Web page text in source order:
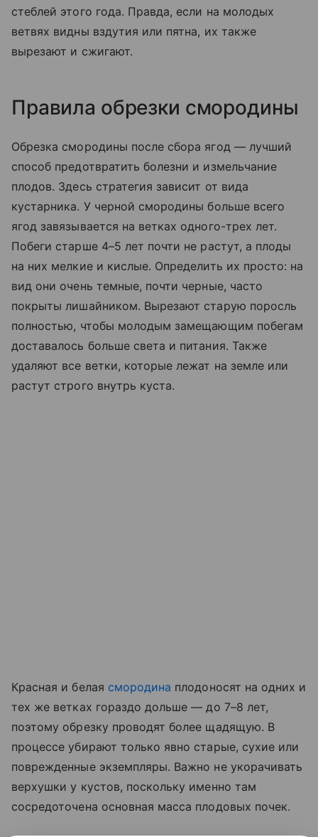
стеблей этого года. Правда, если на молодых
ветвях видны вздутия или пятна, их также
вырезают и сжигают.
Правила обрезки смородины
Обрезка смородины после сбора ягод — лучший
способ предотвратить болезни и измельчание
плодов. Здесь стратегия зависит от вида
кустарника. У черной смородины больше всего
ягод завязывается на ветках одного-трех лет.
Побеги старше 4–5 лет почти не растут, а плоды
на них мелкие и кислые. Определить их просто: на
вид они очень темные, почти черные, часто
покрыты лишайником. Вырезают старую поросль
полностью, чтобы молодым замещающим побегам
доставалось больше света и питания. Также
удаляют все ветки, которые лежат на земле или
растут строго внутрь куста.
Красная и белая смородина плодоносят на одних и
тех же ветках гораздо дольше — до 7–8 лет,
поэтому обрезку проводят более щадящую. В
процессе убирают только явно старые, сухие или
поврежденные экземпляры. Важно не укорачивать
верхушки у кустов, поскольку именно там
сосредоточена основная масса плодовых почек.